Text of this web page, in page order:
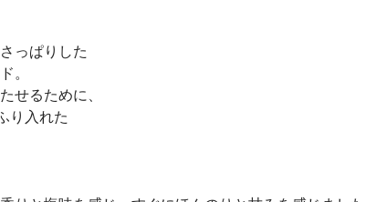
っぱりした
。
せるために、
り入れた